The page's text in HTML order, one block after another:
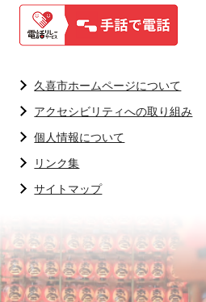
久喜市ホームページについて
アクセシビリティへの取り組み
個人情報について
リンク集
サイトマップ